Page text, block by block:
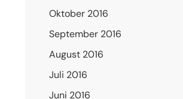
Oktober 2016
September 2016
August 2016
Juli 2016
Juni 2016